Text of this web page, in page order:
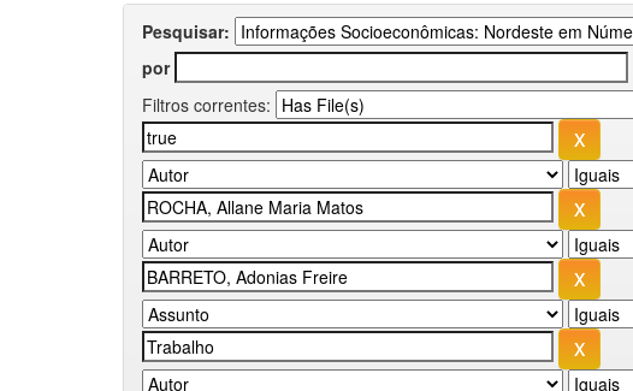
Pesquisar:
por
Filtros correntes: